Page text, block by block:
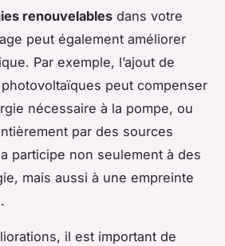
renouvelables dans votre
peut également améliorer
Par exemple, l’ajout de
peut compenser
nécessaire à la pompe, ou
par des sources
participe non seulement à des
mais aussi à une empreinte
il est important de